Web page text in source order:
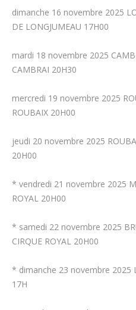
dimanche 16 novembre 2025
DE LONGJUMEAU 17H00
mardi 18 novembre 2025
CAMBRAI 20H30
mercredi 19 novembre 2025
ROUBAIX 20H00
jeudi 20 novembre 2025
20H00
* vendredi 21 novembre 2025
ROYAL 20H00
* samedi 22 novembre 2025
CIRQUE ROYAL 20H00
* dimanche 23 novembre 2025
17H